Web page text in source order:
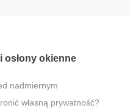
osłony okienne
nadmiernym
własną prywatność?